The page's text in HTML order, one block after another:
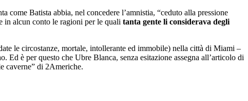
come Batista abbia, nel concedere l’amnistia, “ceduto alla pressione
in alcun conto le ragioni per le quali tanta gente li considerava degli
le circostanze, mortale, intollerante ed immobile) nella città di Miami –
è per questo che Ubre Blanca, senza esitazione assegna all’articolo di
caverne” di 2Americhe.